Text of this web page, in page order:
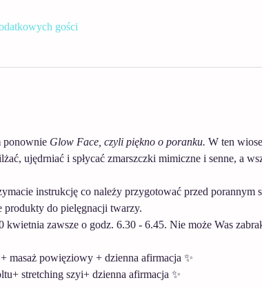
gości
ponownie Glow Face, czyli piękno o poranku. W ten
ujędrniać i spłycać zmarszczki mimiczne i senne, a
instrukcję co należy przygotować przed porannym
produkty do pielęgnacji twarzy.
kwietnia zawsze o godz. 6.30 - 6.45. Nie może Was
masaż powięziowy + dzienna afirmacja ✨
stretching szyi+ dzienna afirmacja ✨